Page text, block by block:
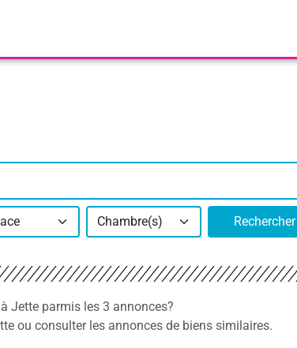
Chambre(s) Rechercher
Jette parmis les 3 annonces?
ou consulter les annonces de biens similaires.